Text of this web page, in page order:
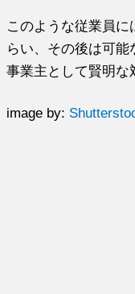
このような従業員に
らい、その後は可能
事業主として賢明な
image by: